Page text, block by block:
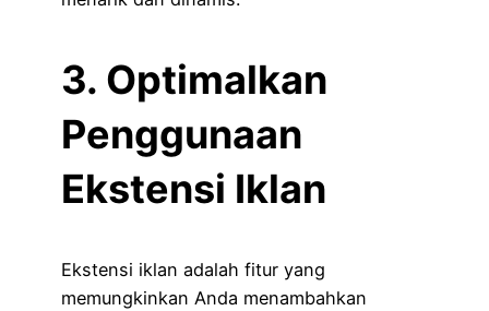
3. Optimalkan
Penggunaan
Ekstensi Iklan
Ekstensi iklan adalah fitur yang
memungkinkan Anda menambahkan